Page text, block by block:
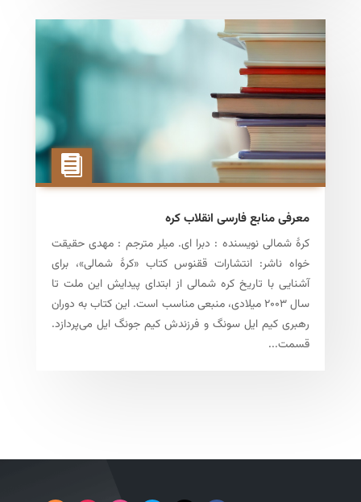
معرفی منابع فارسی انقلاب کره
کرهٔ شمالی نویسنده : دبرا ای. میلر مترجم : مهدی حقیقت
خواه ناشر: انتشارات ققنوس کتاب «کرهٔ شمالی»، برای
آشنایی با تاریخ کره شمالی از ابتدای پیدایش این ملت تا
سال ۲۰۰۳ میلادی، منبعی مناسب است. این کتاب به دوران
رهبری کیم ایل سونگ و فرزندش کیم جونگ ایل می‌پردازد.
قسمت...